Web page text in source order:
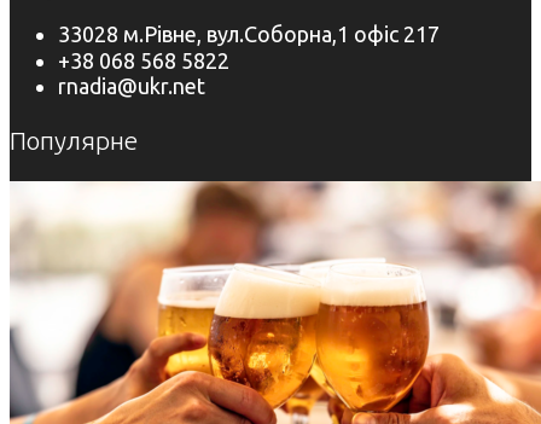
33028 м.Рівне, вул.Соборна,1 офіс 217
+38 068 568 5822
rnadia@ukr.net
Популярне